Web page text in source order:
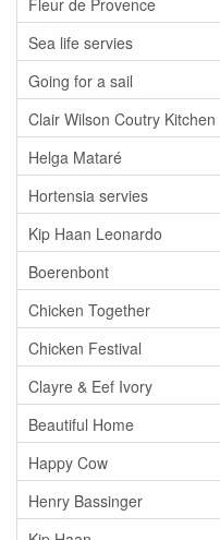
Sea life servies
Going for a sail
Clair Wilson Coutry Kitchen
Helga Mataré
Hortensia servies
Kip Haan Leonardo
Boerenbont
Chicken Together
Chicken Festival
Clayre & Eef Ivory
Beautiful Home
Happy Cow
Henry Bassinger